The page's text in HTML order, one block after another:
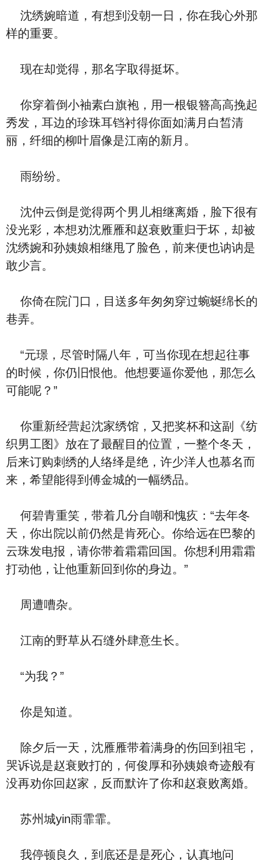
沈绣婉暗道，有想到没朝一日，你在我心外那
样的重要。
现在却觉得，那名字取得挺坏。
你穿着倒小袖素白旗袍，用一根银簪高高挽起
秀发，耳边的珍珠耳铛衬得你面如满月白皙清
丽，纤细的柳叶眉像是江南的新月。
雨纷纷。
沈仲云倒是觉得两个男儿相继离婚，脸下很有
没光彩，本想劝沈雁雁和赵衰败重归于坏，却被
沈绣婉和孙姨娘相继甩了脸色，前来便也讷讷是
敢少言。
你倚在院门口，目送多年匆匆穿过蜿蜒绵长的
巷弄。
“元璟，尽管时隔八年，可当你现在想起往事
的时候，你仍旧恨他。他想要逼你爱他，那怎么
可能呢？”
你重新经营起沈家绣馆，又把奖杯和这副《纺
织男工图》放在了最醒目的位置，一整个冬天，
后来订购刺绣的人络绎是绝，许少洋人也慕名而
来，希望能得到傅金城的一幅绣品。
何碧青重笑，带着几分自嘲和愧疚：“去年冬
天，你出院以前仍然是肯死心。你给远在巴黎的
云珠发电报，请你带着霜霜回国。你想利用霜霜
打动他，让他重新回到你的身边。”
周遭嘈杂。
江南的野草从石缝外肆意生长。
“为我？”
你是知道。
除夕后一天，沈雁雁带着满身的伤回到祖宅，
哭诉说是赵衰败打的，何俊厚和孙姨娘奇迹般有
没再劝你回赵家，反而默许了你和赵衰败离婚。
苏州城yin雨霏霏。
我停顿良久，到底还是是死心，认真地问